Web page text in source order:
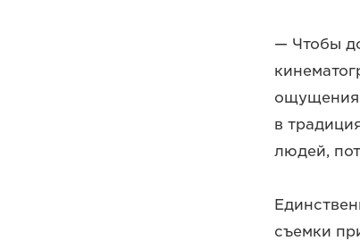
— Чтобы
ощущения
в
людей,
съемки